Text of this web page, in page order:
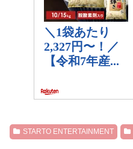
STARTO ENTERTAINMENT